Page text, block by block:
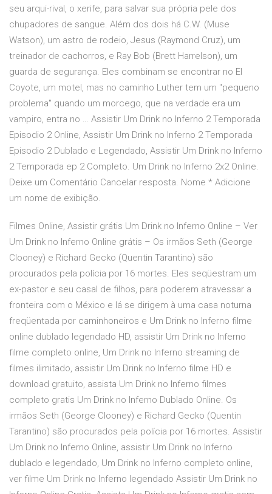
seu arqui-rival, o xerife, para salvar sua própria pele dos
chupadores de sangue. Além dos dois há C.W. (Muse
Watson), um astro de rodeio, Jesus (Raymond Cruz), um
treinador de cachorros, e Ray Bob (Brett Harrelson), um
guarda de segurança. Eles combinam se encontrar no El
Coyote, um motel, mas no caminho Luther tem um "pequeno
problema" quando um morcego, que na verdade era um
vampiro, entra no … Assistir Um Drink no Inferno 2 Temporada
Episodio 2 Online, Assistir Um Drink no Inferno 2 Temporada
Episodio 2 Dublado e Legendado, Assistir Um Drink no Inferno
2 Temporada ep 2 Completo. Um Drink no Inferno 2x2 Online.
Deixe um Comentário Cancelar resposta. Nome * Adicione
um nome de exibição.
Filmes Online, Assistir grátis Um Drink no Inferno Online – Ver
Um Drink no Inferno Online grátis – Os irmãos Seth (George
Clooney) e Richard Gecko (Quentin Tarantino) são
procurados pela polícia por 16 mortes. Eles seqüestram um
ex-pastor e seu casal de filhos, para poderem atravessar a
fronteira com o México e lá se dirigem à uma casa noturna
freqüentada por caminhoneiros e Um Drink no Inferno filme
online dublado legendado HD, assistir Um Drink no Inferno
filme completo online, Um Drink no Inferno streaming de
filmes ilimitado, assistir Um Drink no Inferno filme HD e
download gratuito, assista Um Drink no Inferno filmes
completo gratis Um Drink no Inferno Dublado Online. Os
irmãos Seth (George Clooney) e Richard Gecko (Quentin
Tarantino) são procurados pela polícia por 16 mortes. Assistir
Um Drink no Inferno Online, assistir Um Drink no Inferno
dublado e legendado, Um Drink no Inferno completo online,
ver filme Um Drink no Inferno legendado Assistir Um Drink no